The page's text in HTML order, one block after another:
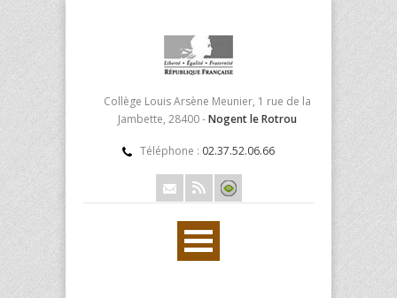
Collège Louis Arsène Meunier, 1 rue de la
Jambette, 28400 -Nogent le Rotrou
Téléphone : 02.37.52.06.66